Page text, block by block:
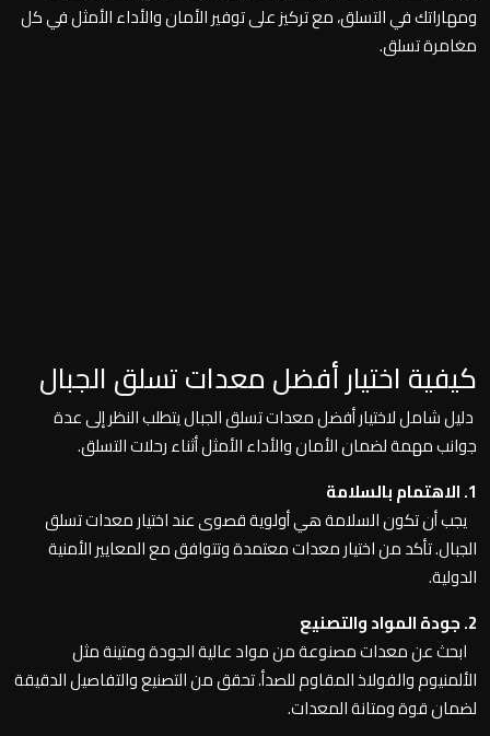
ومهاراتك في التسلق، مع تركيز على توفير الأمان والأداء الأمثل في كل
مغامرة تسلق.
كيفية اختيار أفضل معدات تسلق الجبال
دليل شامل لاختيار أفضل معدات تسلق الجبال يتطلب النظر إلى عدة
جوانب مهمة لضمان الأمان والأداء الأمثل أثناء رحلات التسلق.
1. الاهتمام بالسلامة
يجب أن تكون السلامة هي أولوية قصوى عند اختيار معدات تسلق
الجبال. تأكد من اختيار معدات معتمدة وتتوافق مع المعايير الأمنية
الدولية.
2. جودة المواد والتصنيع
ابحث عن معدات مصنوعة من مواد عالية الجودة ومتينة مثل
الألمنيوم والفولاذ المقاوم للصدأ. تحقق من التصنيع والتفاصيل الدقيقة
لضمان قوة ومتانة المعدات.